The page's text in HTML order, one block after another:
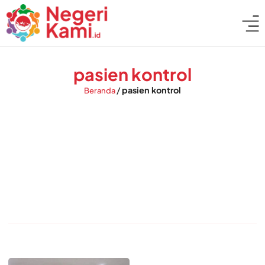
pasien kontrol
Beranda/pasien kontrol